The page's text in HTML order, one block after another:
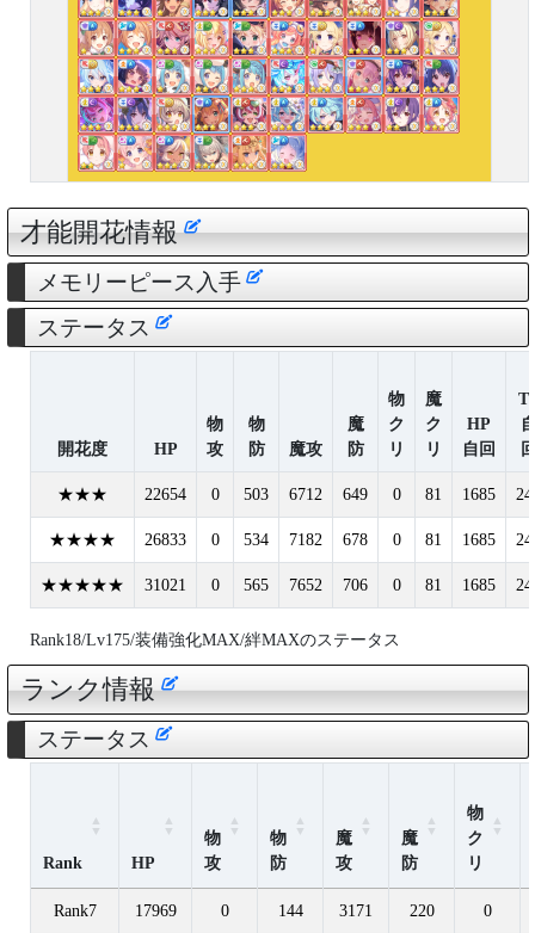
才能開花情報
メモリーピース入手
ステータス
開花度 HP
物
攻
物
防
魔攻
魔
防
物
ク
リ
魔
ク
リ
HP
自回
★★★ 22654 0 503 6712 649 0 81 1685
★★★★ 26833 0 534 7182 678 0 81 1685
★★★★★ 31021 0 565 7652 706 0 81 1685
Rank18/Lv175/装備強化MAX/絆MAXのステータス
ランク情報
ステータス
Rank HP
物
攻
物
防
魔
攻
魔
防
物
ク
リ
Rank7 17969 0 144 3171 220 0